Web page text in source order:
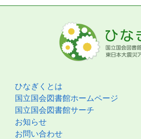
ひなぎくとは
国立国会図書館ホームページ
国立国会図書館サーチ
お知らせ
お問い合わせ